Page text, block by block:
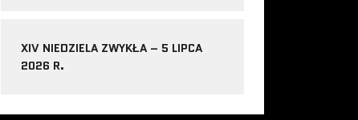
XIV NIEDZIELA ZWYKŁA – 5 LIPCA
2026 R.